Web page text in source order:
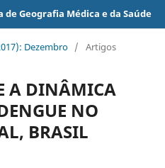
Geografia Médica e da Saúde
Dezembro / Artigos
A DINÂMICA
NO
BRASIL